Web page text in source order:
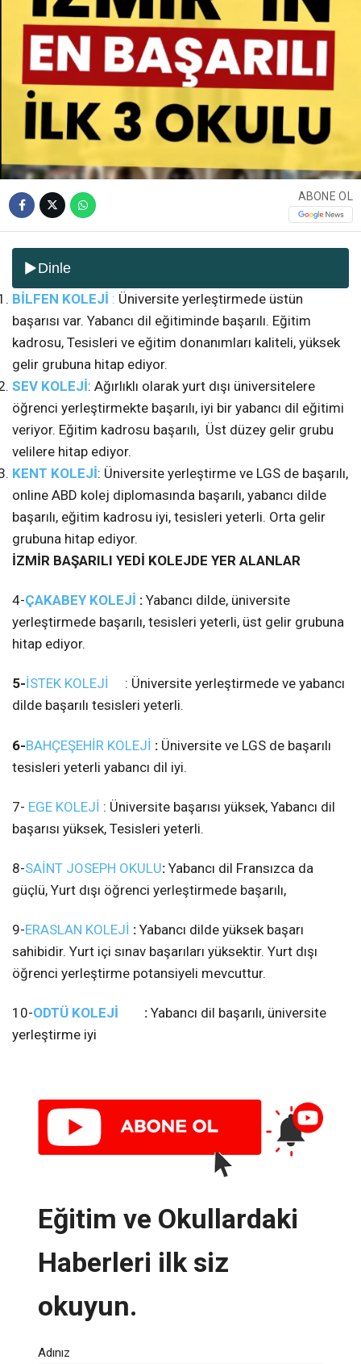
ABONE OL
Dinle
BİLFEN KOLEJİ : Üniversite yerleştirmede üstün
başarısı var. Yabancı dil eğitiminde başarılı. Eğitim
kadrosu, Tesisleri ve eğitim donanımları kaliteli, yüksek
gelir grubuna hitap ediyor.
SEV KOLEJİ: Ağırlıklı olarak yurt dışı üniversitelere
öğrenci yerleştirmekte başarılı, iyi bir yabancı dil eğitimi
veriyor. Eğitim kadrosu başarılı, Üst düzey gelir grubu
velilere hitap ediyor.
KENT KOLEJİ: Üniversite yerleştirme ve LGS de başarılı,
online ABD kolej diplomasında başarılı, yabancı dilde
başarılı, eğitim kadrosu iyi, tesisleri yeterli. Orta gelir
grubuna hitap ediyor.
İZMİR BAŞARILI YEDİ KOLEJDE YER ALANLAR
4-ÇAKABEY KOLEJİ : Yabancı dilde, üniversite
yerleştirmede başarılı, tesisleri yeterli, üst gelir grubuna
hitap ediyor.
5-İSTEK KOLEJİ
: Üniversite yerleştirmede ve yabancı
dilde başarılı tesisleri yeterli.
6-BAHÇEŞEHİR KOLEJİ : Üniversite ve LGS de başarılı
tesisleri yeterli yabancı dil iyi.
7- EGE KOLEJİ : Üniversite başarısı yüksek, Yabancı dil
başarısı yüksek, Tesisleri yeterli.
8-SAİNT JOSEPH OKULU: Yabancı dil Fransızca da
güçlü, Yurt dışı öğrenci yerleştirmede başarılı,
9-ERASLAN KOLEJİ : Yabancı dilde yüksek başarı
sahibidir. Yurt içi sınav başarıları yüksektir. Yurt dışı
öğrenci yerleştirme potansiyeli mevcuttur.
10-ODTÜ KOLEJİ : Yabancı dil başarılı, üniversite
yerleştirme iyi
Eğitim ve Okullardaki
Haberleri ilk siz
okuyun.
Adınız